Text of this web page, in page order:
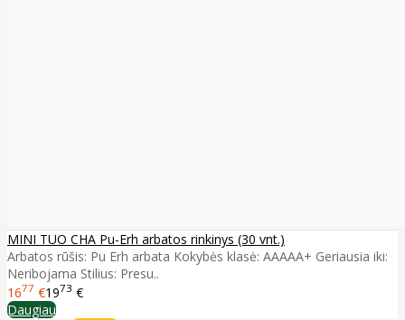
MINI TUO CHA Pu-Erh arbatos rinkinys (30 vnt.)
Arbatos rūšis: Pu Erh arbata Kokybės klasė: AAAAA+ Geriausia iki:
Neribojama Stilius: Presu..
1677 €1973 €
Daugiau